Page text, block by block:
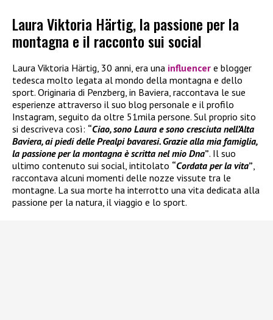
Laura Viktoria Härtig, la passione per la
montagna e il racconto sui social
Laura Viktoria Härtig, 30 anni, era una influencer e blogger
tedesca molto legata al mondo della montagna e dello
sport. Originaria di Penzberg, in Baviera, raccontava le sue
esperienze attraverso il suo blog personale e il profilo
Instagram, seguito da oltre 51mila persone. Sul proprio sito
si descriveva così: “Ciao, sono Laura e sono cresciuta nell’Alta
Baviera, ai piedi delle Prealpi bavaresi. Grazie alla mia famiglia,
la passione per la montagna è scritta nel mio Dna”. Il suo
ultimo contenuto sui social, intitolato “Cordata per la vita”
raccontava alcuni momenti delle nozze vissute tra le
montagne. La sua morte ha interrotto una vita dedicata alla
passione per la natura, il viaggio e lo sport.